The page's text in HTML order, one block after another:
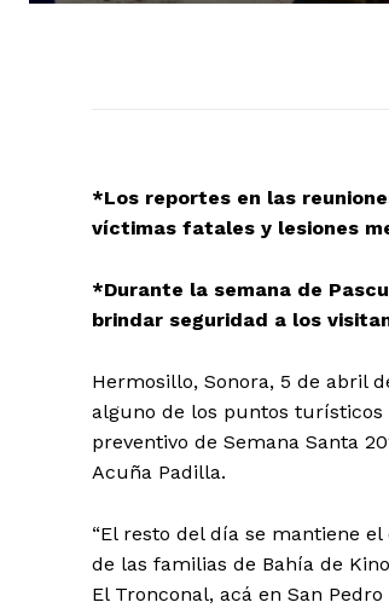
*Los reportes en las
víctimas fatales y lesiones
*Durante la semana de
brindar seguridad a los
Hermosillo, Sonora, 5 de abril
alguno de los puntos
preventivo de Semana Santa
Acuña Padilla.
“El resto del día se mantiene
de las familias de Bahía de
El Tronconal, acá en San